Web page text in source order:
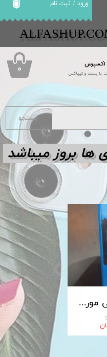
اکسپرس
با پست و تیپاکس
ورود / ثبت نام
۰
پایانه فروشگاهی مورفان MoreFun مدل H9
جستجو
ها بروز میباشد